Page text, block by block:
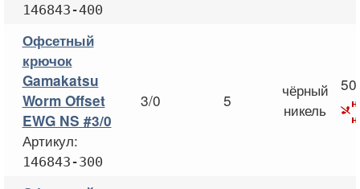
146843-400
Офсетный
крючок
Gamakatsu
Worm Offset
EWG NS #3/0
Артикул:
146843-300
3/0 5
чёрный
никель